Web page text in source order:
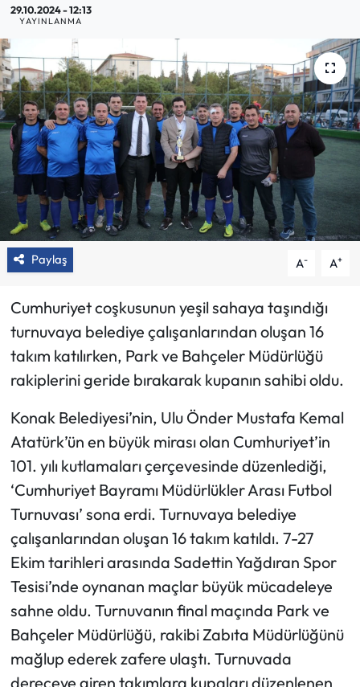
29.10.2024 - 12:13
YAYINLANMA
Paylaş A- A+
Cumhuriyet coşkusunun yeşil sahaya taşındığı
turnuvaya belediye çalışanlarından oluşan 16
takım katılırken, Park ve Bahçeler Müdürlüğü
rakiplerini geride bırakarak kupanın sahibi oldu.
Konak Belediyesi’nin, Ulu Önder Mustafa Kemal
Atatürk’ün en büyük mirası olan Cumhuriyet’in
101. yılı kutlamaları çerçevesinde düzenlediği,
‘Cumhuriyet Bayramı Müdürlükler Arası Futbol
Turnuvası’ sona erdi. Turnuvaya belediye
çalışanlarından oluşan 16 takım katıldı. 7-27
Ekim tarihleri arasında Sadettin Yağdıran Spor
Tesisi’nde oynanan maçlar büyük mücadeleye
sahne oldu. Turnuvanın final maçında Park ve
Bahçeler Müdürlüğü, rakibi Zabıta Müdürlüğünü
mağlup ederek zafere ulaştı. Turnuvada
dereceye giren takımlara kupaları düzenlenen